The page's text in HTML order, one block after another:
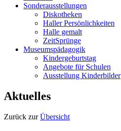
Sonderausstellungen
Diskotheken
Haller Persönlichkeiten
Halle gemalt
ZeitSprünge
Museumspädagogik
Kindergeburtstag
Angebote für Schulen
Ausstellung Kinderbilder
Aktuelles
Zurück zurÜbersicht